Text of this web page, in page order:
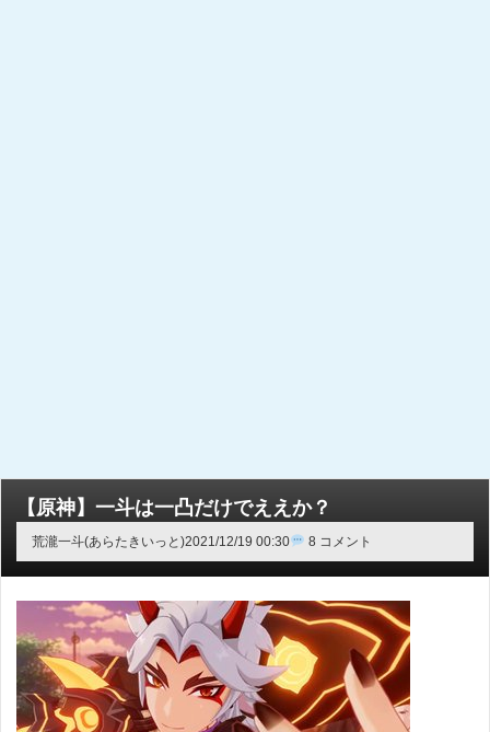
【原神】一斗は一凸だけでええか？
荒瀧一斗(あらたきいっと)2021/12/19 00:30 8 コメント